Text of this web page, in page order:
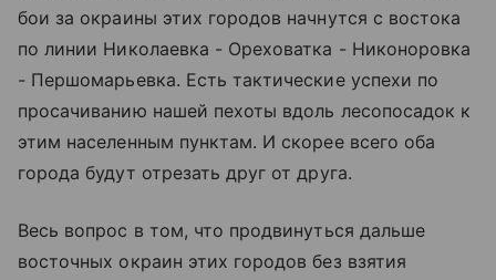
бои за окраины этих городов начнутся с востока
по линии Николаевка - Ореховатка - Никоноровка
- Першомарьевка. Есть тактические успехи по
просачиванию нашей пехоты вдоль лесопосадок к
этим населенным пунктам. И скорее всего оба
города будут отрезать друг от друга.
Весь вопрос в том, что продвинуться дальше
восточных окраин этих городов без взятия